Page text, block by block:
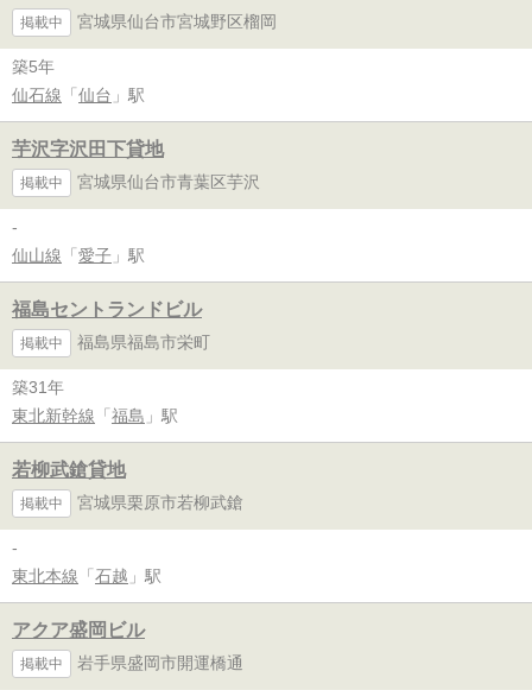
掲載中 宮城県仙台市宮城野区榴岡
築5年
仙石線 「 仙台 」駅
芋沢字沢田下貸地
掲載中 宮城県仙台市青葉区芋沢
-
仙山線 「 愛子 」駅
福島セントランドビル
掲載中 福島県福島市栄町
築31年
東北新幹線 「 福島 」駅
若柳武鎗貸地
掲載中 宮城県栗原市若柳武鎗
-
東北本線 「 石越 」駅
アクア盛岡ビル
掲載中 岩手県盛岡市開運橋通